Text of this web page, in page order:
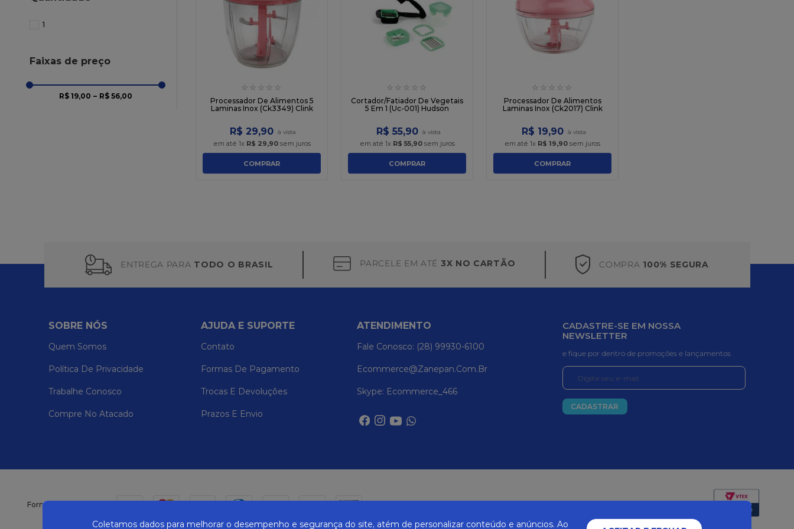
1
Faixas de preço
R$ 19,00 – R$ 56,00
☆ ☆ ☆ ☆ ☆
Processador De Alimentos 5
Laminas Inox (Ck3349) Clink
R$ 29,90
em até 1x R$ 29,90sem juros
COMPRAR
☆ ☆ ☆ ☆ ☆
Cortador/Fatiador De Vegetais
5 Em 1 (Uc-001) Hudson
R$ 55,90
em até 1x R$ 55,90sem juros
COMPRAR
☆ ☆ ☆ ☆ ☆
Processador De Alimentos
Laminas Inox (Ck2017) Clink
R$ 19,90
em até 1x R$ 19,90 sem juros
COMPRAR
ENTREGA PARA TODO O BRASIL PARCELE EM ATÉ 3X NO CARTÃO COMPRA 100% SEGURA
SOBRE NÓS
Quem Somos
Política De Privacidade
Trabalhe Conosco
Compre No Atacado
AJUDA E SUPORTE
Contato
Formas De Pagamento
Trocas E Devoluções
Prazos E Envio
ATENDIMENTO
Fale Conosco: (28) 99930-6100
Ecommerce@zanepan.com.br
Skype: Ecommerce_466
CADASTRE-SE EM NOSSA
NEWSLETTER
e fique por dentro de promoções e lançamentos
CADASTRAR
Formas de pagamento
Coletamos dados para melhorar o desempenho e segurança do site, atém de personalizar conteúdo e anúncios. Ao
chocolate